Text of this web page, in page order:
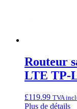
Routeur
LTE TP-
£119.99 TVA
Plus de détails